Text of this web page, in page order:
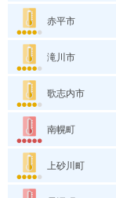
赤平市
滝川市
歌志内市
南幌町
上砂川町